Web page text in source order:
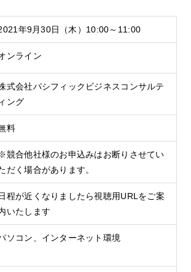
年9月30日（木）10:00～11:00
ンライン
式会社パシフィックビジネスコンサルテ
ィング
料
競合他社様のお申込みはお断りさせてい
だく場合があります。
程が近くなりましたら視聴用URLをご案
いたします
ソコン、インターネット環境